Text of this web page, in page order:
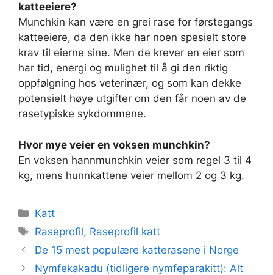
katteeiere?
Munchkin kan være en grei rase for førstegangs
katteeiere, da den ikke har noen spesielt store
krav til eierne sine. Men de krever en eier som
har tid, energi og mulighet til å gi den riktig
oppfølgning hos veterinær, og som kan dekke
potensielt høye utgifter om den får noen av de
rasetypiske sykdommene.
Hvor mye veier en voksen munchkin?
En voksen hannmunchkin veier som regel 3 til 4
kg, mens hunnkattene veier mellom 2 og 3 kg.
Kategorier
Katt
Stikkord
Raseprofil, Raseprofil katt
De 15 mest populære katterasene i Norge
Nymfekakadu (tidligere nymfeparakitt): Alt